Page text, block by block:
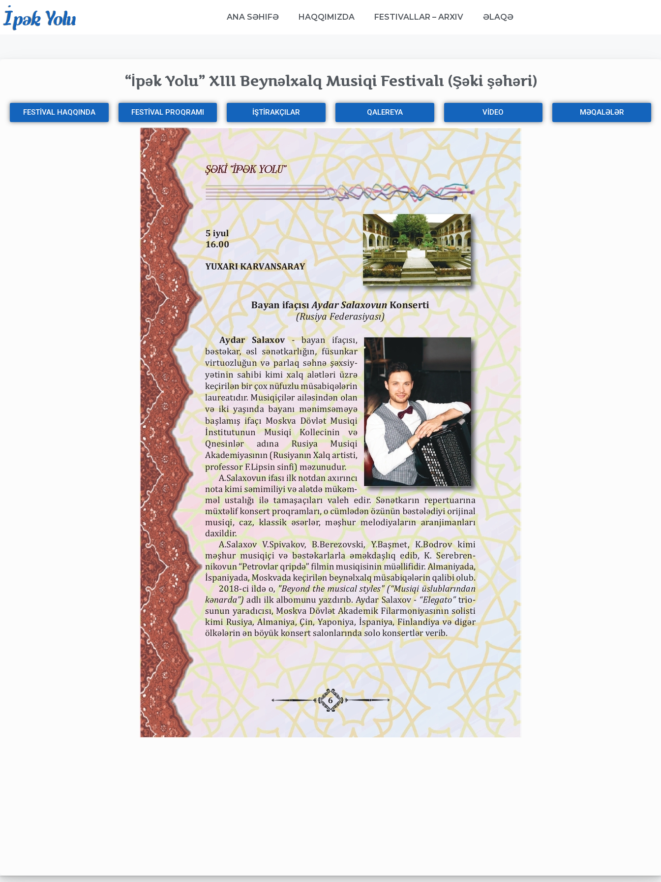
ANA SƏHIFƏ HAQQIMIZDA FESTIVALLAR – ARXIV ƏLAQƏ
“İpək Yolu” XIII Beynəlxalq Musiqi Festivalı (Şəki şəhəri)
FESTİVAL HAQQINDA FESTİVAL PROQRAMI İŞTİRAKÇILAR QALEREYA VİDEO MƏQALƏLƏR